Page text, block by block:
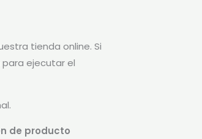
tienda online. Si
ejecutar el
de producto